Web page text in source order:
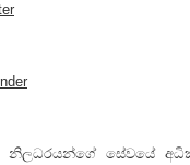
නිලධරයන්ගේ සේවයේ